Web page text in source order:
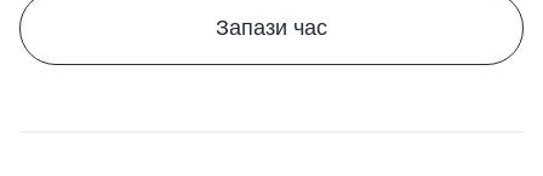
Запази час